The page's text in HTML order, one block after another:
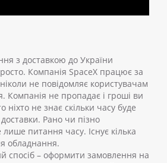
з доставкою до України
Компанія SpaceX працює за
не повідомляє користувачам
Компанія не пропадає і гроші ви
ніхто не знає скільки часу буде
Рано чи пізно
питання часу. Існує кілька
обладнання.
спосіб – оформити замовлення на